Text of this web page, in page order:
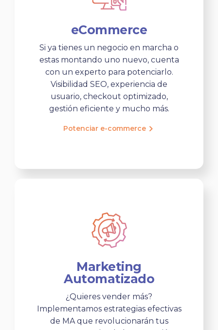
eCommerce
Si ya tienes un negocio en marcha o
estas montando uno nuevo, cuenta
con un experto para potenciarlo.
Visibilidad SEO, experiencia de
usuario, checkout optimizado,
gestión eficiente y mucho más.
Potenciar e-commerce
Marketing
Automatizado
¿Quieres vender más?
Implementamos estrategias efectivas
de MA que revolucionarán tus